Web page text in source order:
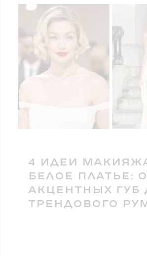
4 ИДЕИ
БЕЛОЕ ПЛАТЬЕ:
АКЦЕНТНЫХ ГУБ
ТРЕНДОВОГО